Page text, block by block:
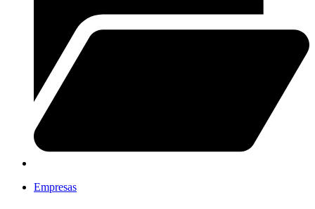
Empresas